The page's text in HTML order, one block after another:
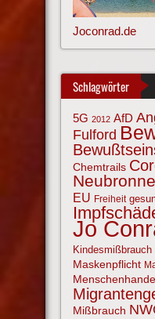
Joconrad.de
Schlagwörter
5G 2012 AfD
Fulford
Chemtrails
EU Freiheit
Jo
Kindesmißbrauch
Maskenpflicht
Mißbrauch